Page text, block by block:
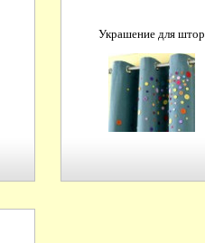
Украшение для штор